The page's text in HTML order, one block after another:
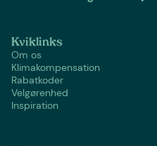
Kviklinks
Om os
Klimakompensation
Rabatkoder
Velgørenhed
Inspiration